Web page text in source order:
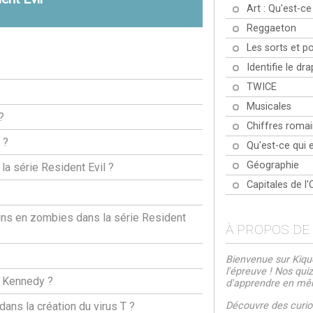
série Resident Evil ?
en zombies dans la série Resident
?
la création du virus T ?
Art : Qu'est-
Reggaeton
Les sorts et
Identifie le
TWICE
Musicales
Chiffres
Qu'est-ce qui
Géographie
Capitales de
À PROPOS DE
Bienvenue sur
l'épreuve ! Nos
d'apprendre en
Découvre des